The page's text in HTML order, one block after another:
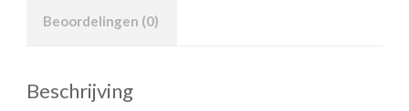
Beoordelingen (0)
Beschrijving